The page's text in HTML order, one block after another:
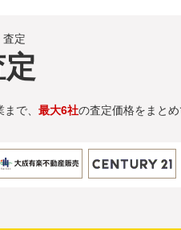
査定
で、 最大6社の査定価格をまとめ